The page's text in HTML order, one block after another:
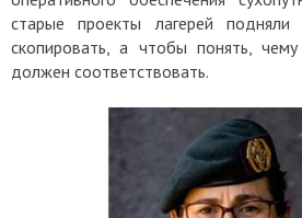
старые проекты лагерей
скопировать, а чтобы понять, чему
должен соответствовать.